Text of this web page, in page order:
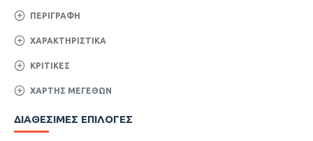
ΠΕΡΙΓΡΑΦΉ
ΧΑΡΑΚΤΗΡΙΣΤΙΚΆ
ΚΡΙΤΙΚΈΣ
ΧΆΡΤΗΣ ΜΕΓΕΘΏΝ
ΔΙΑΘΈΣΙΜΕΣ ΕΠΙΛΟΓΈΣ